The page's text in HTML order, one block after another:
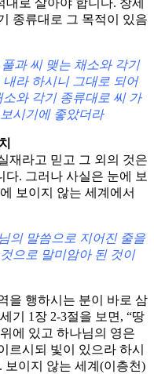
로 살아야 합니다. 창세
종류대로 그 목적이 있음
과 씨 맺는 채소와 각기
라 하시니 그대로 되어
와 각기 종류대로 씨 가
시기에 좋았더라
재라고 믿고 그 외의 것은
. 그러나 사실은 눈에 보
보이지 않는 세계에서
의 말씀으로 지어진 줄을
으로 말미암아 된 것이
을 행하시는 분이 바로 삼
기 1장 2-3절을 보면, “땅
에 있고 하나님의 영은
르시되 빛이 있으라 하시
보이지 않는 세계(이층천)